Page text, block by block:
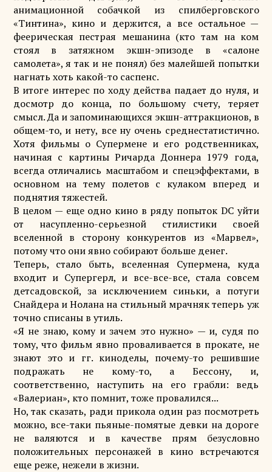
анимационной собачкой из спилберговского
«Тинтина», кино и держится, а все остальное —
феерическая пестрая мешанина (кто там на ком
стоял в затяжном экшн-эпизоде в «салоне
самолета», я так и не понял) без малейшей попытки
нагнать хоть какой-то саспенс.
В итоге интерес по ходу действа падает до нуля, и
досмотр до конца, по большому счету, теряет
смысл. Да и запоминающихся экшн-аттракционов, в
общем-то, и нету, все ну очень среднестатистично.
Хотя фильмы о Супермене и его родственниках,
начиная с картины Ричарда Доннера 1979 года,
всегда отличались масштабом и спецэффектами, в
основном на тему полетов с кулаком вперед и
поднятия тяжестей.
В целом — еще одно кино в ряду попыток DC уйти
от насупленно-серьезной стилистики своей
вселенной в сторону конкурентов из «Марвел»,
потому что они явно собирают больше денег.
Теперь, стало быть, вселенная Супермена, куда
входит и Супергерл, и все-все-все, стала совсем
детсадовской, за исключением синьки, а потуги
Снайдера и Нолана на стильный мрачняк теперь уж
точно списаны в утиль.
«Я не знаю, кому и зачем это нужно» — и, судя по
тому, что фильм явно проваливается в прокате, не
знают это и гг. киноделы, почему-то решившие
подражать не кому-то, а Бессону, и,
соответственно, наступить на его грабли: ведь
«Валериан», кто помнит, тоже провалился...
Но, так сказать, ради прикола один раз посмотреть
можно, все-таки пьяные-помятые девки на дороге
не валяются и в качестве прям безусловно
положительных персонажей в кино встречаются
еще реже, нежели в жизни.